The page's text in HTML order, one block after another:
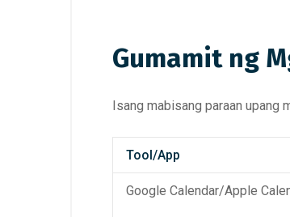
Gumamit ng
Isang mabisang paraan upang
Tool/App
Google Calendar/Apple